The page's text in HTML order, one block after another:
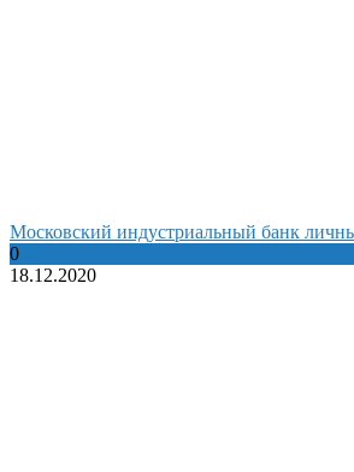
Московский индустриальный банк
0
18.12.2020